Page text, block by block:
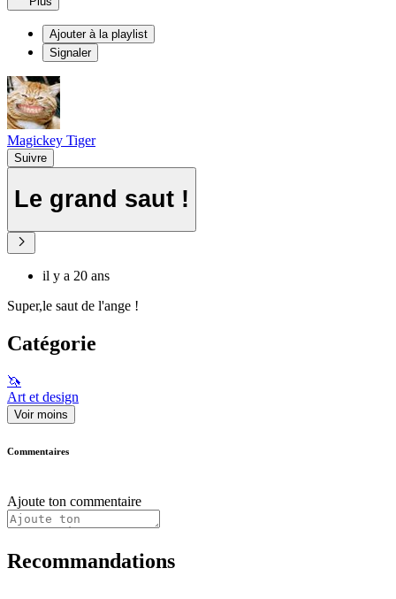
Ajouter à la playlist
Signaler
Magickey Tiger
Suivre
Le grand saut !
il y a 20 ans
Super,le saut de l'ange !
Catégorie
🦄
Art et design
Voir moins
Commentaires
Ajoute ton commentaire
Recommandations